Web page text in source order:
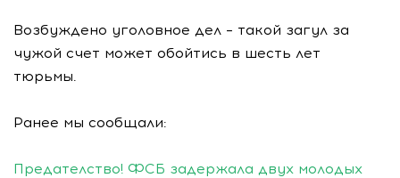
Возбуждено уголовное дел – такой загул за
чужой счет может обойтись в шесть лет
тюрьмы.
Ранее мы сообщали:
Предателство! ФСБ задержала двух молодых